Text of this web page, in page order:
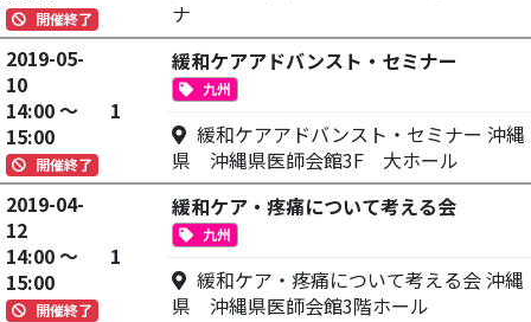
開催終了
ナ
2019-05-
10
14:00 ～
15:00
開催終了
1
緩和ケアアドバンスト・セミナー
九州
緩和ケアアドバンスト・セミナー 沖縄
県 沖縄県医師会館3F 大ホール
2019-04-
12
14:00 ～
15:00
開催終了
1
緩和ケア・疼痛について考える会
九州
緩和ケア・疼痛について考える会 沖縄
県 沖縄県医師会館3階ホール